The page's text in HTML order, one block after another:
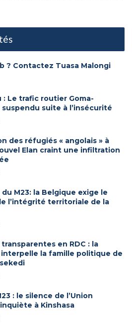
? Contactez Tuasa Malongi
: Le trafic routier Goma-
suite à l’insécurité
des réfugiés « angolais » à
Elan craint une infiltration
M23: la Belgique exige le
l’intégrité territoriale de la
en RDC : la
interpelle la famille politique de
: le silence de l’Union
à Kinshasa